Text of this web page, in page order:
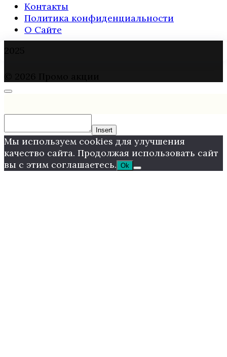
Контакты
Политика конфиденциальности
О Сайте
Insert
Мы используем cookies для улучшения
качество сайта. Продолжая использовать сайт
вы с этим соглашаетесь. Ok